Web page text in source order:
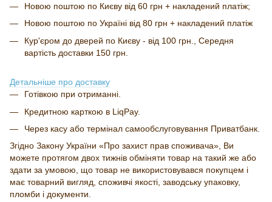
Новою поштою по Києву від 60 грн + накладений платіж;
Новою поштою по Україні від 80 грн + накладений платіж
Кур'єром до дверей по Києву - від 100 грн., Середня
вартість доставки 150 грн.
Детальніше про доставку
Готівкою при отриманні.
Кредитною карткою в LiqPay.
Через касу або термінал самообслуговування Приватбанк.
Згідно Закону України «Про захист прав споживача», Ви
можете протягом двох тижнів обміняти товар на такий же або
здати за умовою, що товар не використовувався покупцем і
має товарний вигляд, споживчі якості, заводську упаковку,
пломби і документи.